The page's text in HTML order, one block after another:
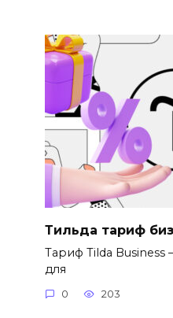
Тильда тариф
Тариф Tilda
для
0 203